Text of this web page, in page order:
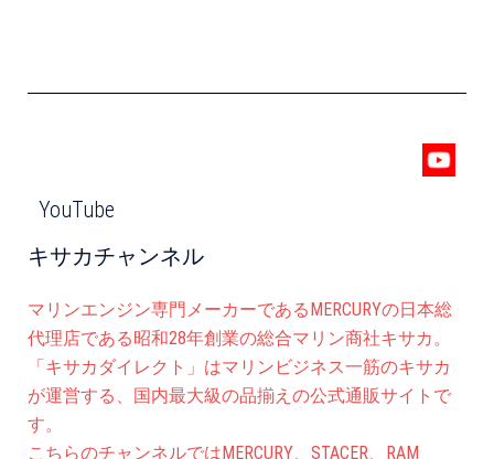
YouTube
キサカチャンネル
マリンエンジン専門メーカーであるMERCURYの日本総
代理店である昭和28年創業の総合マリン商社キサカ。
「キサカダイレクト」はマリンビジネス一筋のキサカ
が運営する、国内最大級の品揃えの公式通販サイトで
す。
こちらのチャンネルではMERCURY、STACER、RAM